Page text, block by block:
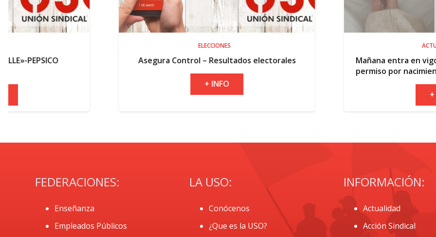
Asegura Control – Resultados electorales
Mañana entra en vigor la ampliación
permiso por nacimiento
FEDERACIONES:
Enseñanza
Empleados Públicos
LA USO:
Conócenos
¿Que es la USO?
INFORMACIÓN:
Actualidad
Acción Sindical